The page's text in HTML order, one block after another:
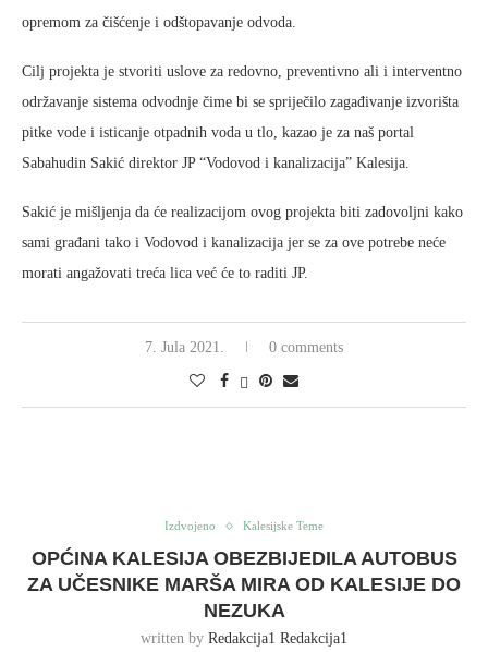
opremom za čišćenje i odštopavanje odvoda.
Cilj projekta je stvoriti uslove za redovno, preventivno ali i interventno
održavanje sistema odvodnje čime bi se spriječilo zagađivanje izvorišta
pitke vode i isticanje otpadnih voda u tlo, kazao je za naš portal
Sabahudin Sakić direktor JP “Vodovod i kanalizacija” Kalesija.
Sakić je mišljenja da će realizacijom ovog projekta biti zadovoljni kako
sami građani tako i Vodovod i kanalizacija jer se za ove potrebe neće
morati angažovati treća lica već će to raditi JP.
7. Jula 2021. 0 comments
Izdvojeno Kalesijske Teme
OPĆINA KALESIJA OBEZBIJEDILA AUTOBUS
ZA UČESNIKE MARŠA MIRA OD KALESIJE DO
NEZUKA
written by Redakcija1 Redakcija1